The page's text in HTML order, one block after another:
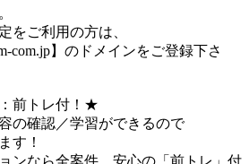
をご利用の方は、
com.jp】のドメインをご登録下さ
前トレ付！★
の確認／学習ができるので
す！
ンなら全案件、安心の「前トレ」付